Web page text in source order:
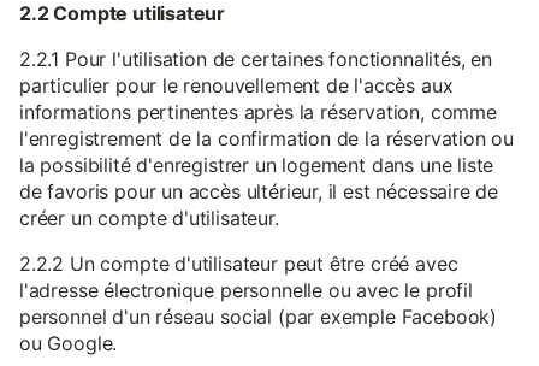
2.2 Compte utilisateur
2.2.1 Pour l'utilisation de certaines fonctionnalités, en
particulier pour le renouvellement de l'accès aux
informations pertinentes après la réservation, comme
l'enregistrement de la confirmation de la réservation ou
la possibilité d'enregistrer un logement dans une liste
de favoris pour un accès ultérieur, il est nécessaire de
créer un compte d'utilisateur.
2.2.2 Un compte d'utilisateur peut être créé avec
l'adresse électronique personnelle ou avec le profil
personnel d'un réseau social (par exemple Facebook)
ou Google.